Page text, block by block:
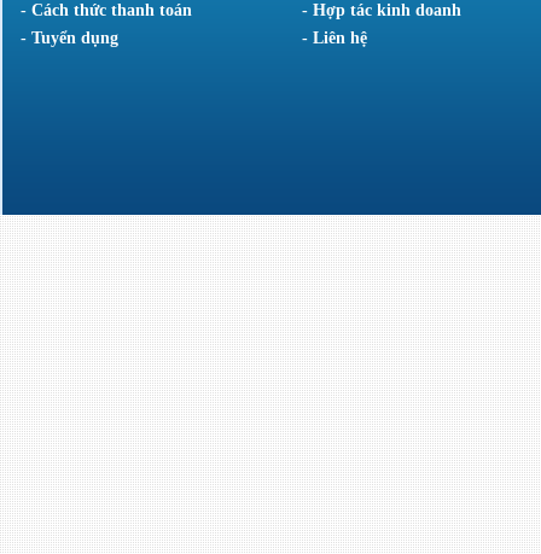
- Cách thức thanh toán
- Hợp tác kinh doanh
- Tuyển dụng
- Liên hệ